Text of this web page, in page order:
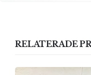
RELATERADE